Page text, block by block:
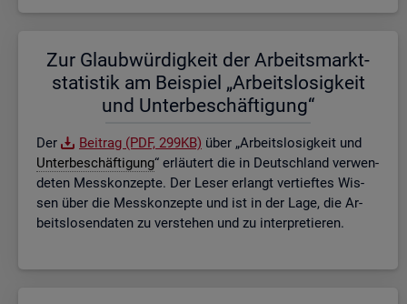
Zur Glaub­wür­dig­keit der Ar­beits­markt­
sta­tis­tik am Bei­spiel „Ar­beits­lo­sig­keit
und Un­ter­be­schäf­ti­gung“
Der Bei­trag (PDF, 299KB) über „Ar­beits­lo­sig­keit und
Un­ter­be­schäf­ti­gung“ er­läu­tert die in Deutsch­land ver­wen­
de­ten Mess­kon­zep­te. Der Leser er­langt ver­tief­tes Wis­
sen über die Mess­kon­zep­te und ist in der Lage, die Ar­
beits­lo­sen­da­ten zu ver­ste­hen und zu in­ter­pre­tie­ren.